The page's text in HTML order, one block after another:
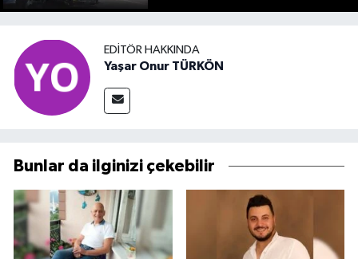
EDITÖR HAKKINDA
Yaşar Onur TÜRKÖN
Bunlar da ilginizi çekebilir